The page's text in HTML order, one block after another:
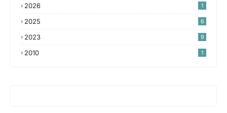
2026 1
2025 6
2023 9
2010 1